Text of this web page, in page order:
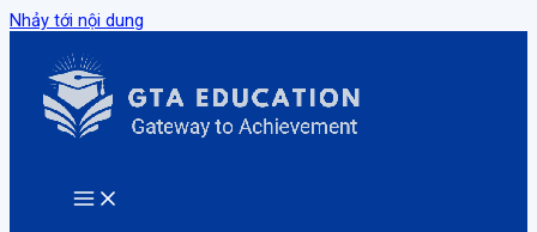
Nhảy tới nội dung